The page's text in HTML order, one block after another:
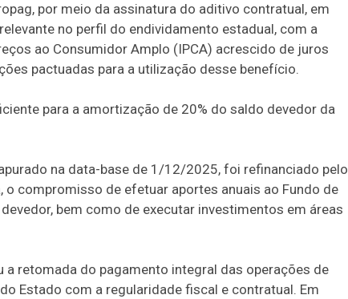
por meio da assinatura do aditivo contratual, em
no perfil do endividamento estadual, com a
ao Consumidor Amplo (IPCA) acrescido de juros
pactuadas para a utilização desse benefício.
para a amortização de 20% do saldo devedor da
na data-base de 1/12/2025, foi refinanciado pelo
compromisso de efetuar aportes anuais ao Fundo de
bem como de executar investimentos em áreas
a retomada do pagamento integral das operações de
Estado com a regularidade fiscal e contratual. Em